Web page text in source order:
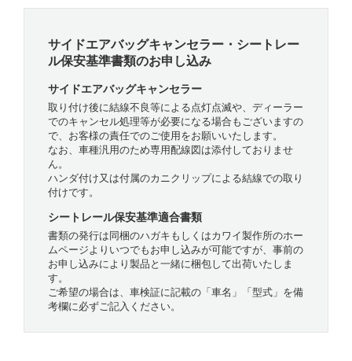
サイドエアバッグキャンセラー・シートレー
ル保安基準書類のお申し込み
サイドエアバッグキャンセラー
取り付け後に結線不良等による点灯点滅や、ディーラー
でのキャンセル処理等が必要になる場合もございますの
で、お客様の責任でのご使用をお願いいたします。
なお、車種汎用のため専用配線図は添付しておりませ
ん。
ハンダ付け又は付属のカニクリップによる結線での取り
付けです。
シートレール保安基準適合書類
書類の発行は同梱のハガキもしくはカワイ製作所のホー
ムページよりいつでもお申し込みが可能ですが、事前の
お申し込みにより製品と一緒に梱包して出荷いたしま
す。
ご希望の場合は、車検証に記載の「車名」「型式」を備
考欄に必ずご記入ください。